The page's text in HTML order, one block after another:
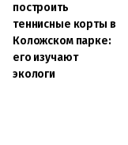
построить
теннисные корты в
Коложском парке:
его изучают
экологи